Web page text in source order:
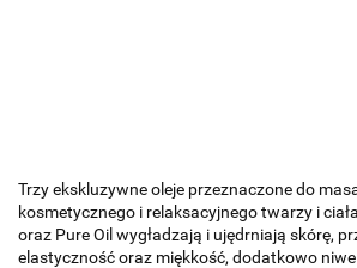
Trzy ekskluzywne oleje przeznaczone do
kosmetycznego i relaksacyjnego twarzy i
oraz Pure Oil wygładzają i ujędrniają skórę,
elastyczność oraz miękkość, dodatkowo